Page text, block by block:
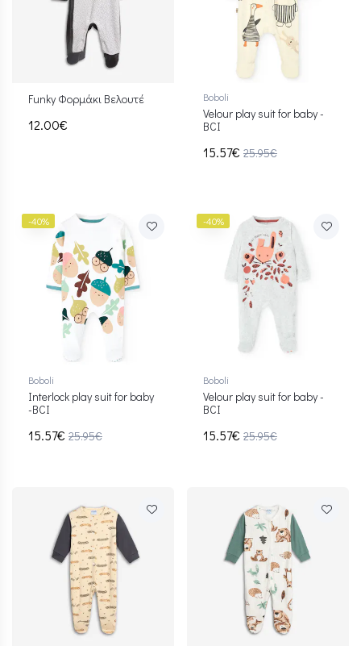
Funky Φορμάκι Βελουτέ
12.00€
Boboli
Velour play suit for baby -
BCI
15.57€ 25.95€
-40%
Boboli
Interlock play suit for baby
-BCI
15.57€ 25.95€
-40%
Boboli
Velour play suit for baby -
BCI
15.57€ 25.95€